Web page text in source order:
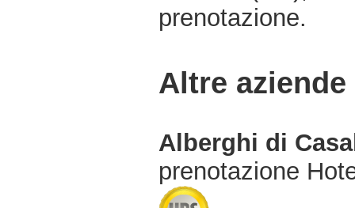
prenotazione.
Altre
Alberghi di
prenotazione